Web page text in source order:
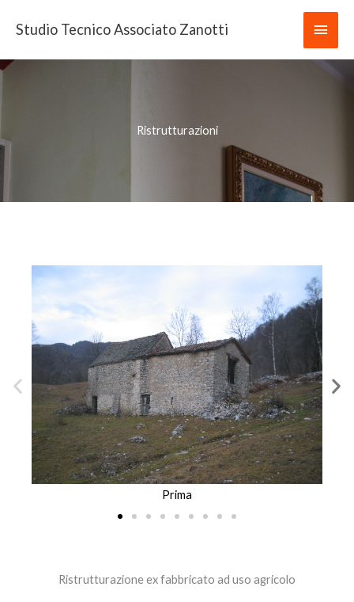
Studio Tecnico Associato Zanotti
Ristrutturazioni
Prima
Ristrutturazione ex fabbricato ad uso agricolo